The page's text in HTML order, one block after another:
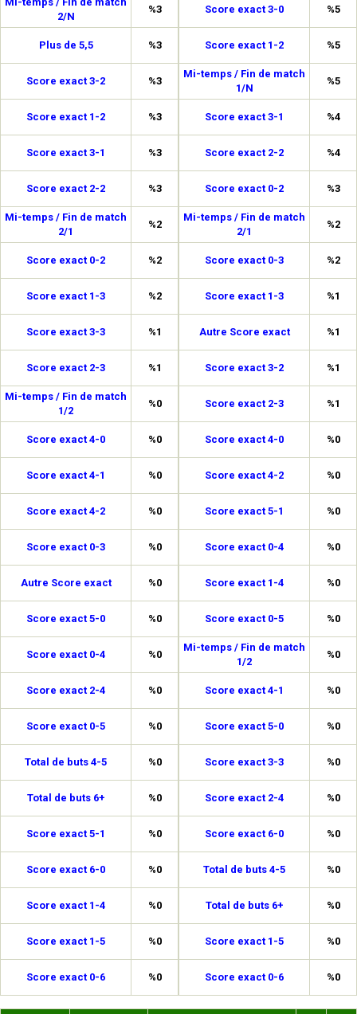
2/N
%3
Plus de 5,5 %3
Score exact 3-2 %3
Score exact 1-2 %3
Score exact 3-1 %3
Score exact 2-2 %3
Mi-temps / Fin de match
2/1
%2
Score exact 0-2 %2
Score exact 1-3 %2
Score exact 3-3 %1
Score exact 2-3 %1
Mi-temps / Fin de match
1/2
%0
Score exact 4-0 %0
Score exact 4-1 %0
Score exact 4-2 %0
Score exact 0-3 %0
Autre Score exact %0
Score exact 5-0 %0
Score exact 0-4 %0
Score exact 2-4 %0
Score exact 0-5 %0
Total de buts 4-5 %0
Total de buts 6+ %0
Score exact 5-1 %0
Score exact 6-0 %0
Score exact 1-4 %0
Score exact 1-5 %0
Score exact 0-6 %0
Score exact 3-0 %5
Score exact 1-2 %5
Mi-temps / Fin de match
1/N
%5
Score exact 3-1 %4
Score exact 2-2 %4
Score exact 0-2 %3
Mi-temps / Fin de match
2/1
%2
Score exact 0-3 %2
Score exact 1-3 %1
Autre Score exact %1
Score exact 3-2 %1
Score exact 2-3 %1
Score exact 4-0 %0
Score exact 4-2 %0
Score exact 5-1 %0
Score exact 0-4 %0
Score exact 1-4 %0
Score exact 0-5 %0
Mi-temps / Fin de match
1/2
%0
Score exact 4-1 %0
Score exact 5-0 %0
Score exact 3-3 %0
Score exact 2-4 %0
Score exact 6-0 %0
Total de buts 4-5 %0
Total de buts 6+ %0
Score exact 1-5 %0
Score exact 0-6 %0